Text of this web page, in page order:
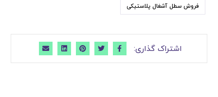
فروش سطل آشغال پلاستیکی